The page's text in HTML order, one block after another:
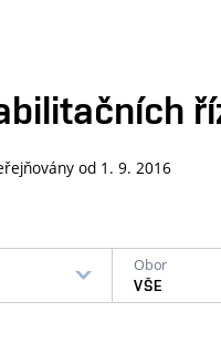
od 1. 9. 2016
Obor
VŠE